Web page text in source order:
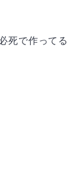
死で作ってる